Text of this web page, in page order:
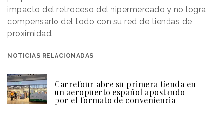
impacto del retroceso del hipermercado y no logra
compensarlo del todo con su red de tiendas de
proximidad.
NOTICIAS RELACIONADAS
Carrefour abre su primera tienda en
un aeropuerto español apostando
por el formato de conveniencia